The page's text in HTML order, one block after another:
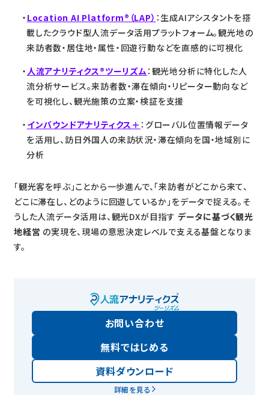
Location AI Platform®（LAP） ：生成AIアシスタントを搭
載したクラウド型人流データ活用プラットフォーム。観光地の
来訪者数・居住地・属性・回遊行動などを直感的に可視化
人流アナリティクス®ツーリズム ：観光地分析に特化した人
流分析サービス。来訪者数・滞在傾向・リピーター動向など
を可視化し、観光施策の立案・検証を支援
インバウンドアナリティクス＋ ：グローバル位置情報データ
を活用し、訪日外国人の来訪状況・滞在傾向を国・地域別に
分析
「観光客を呼ぶ」ことから一歩進んで、「来訪者がどこから来て、
どこに滞在し、どのように回遊しているか」をデータで捉える。そ
うした人流データ活用は、観光DXが目指す データに基づく観光
地経営 の実現を、現場の意思決定レベルで支える基盤となりま
す。
お問い合わせ
無料ではじめる
資料ダウンロード
詳細を見る